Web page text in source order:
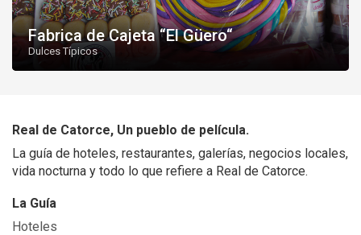
Fabrica de Cajeta “El Güero“
Dulces Típicos
Real de Catorce, Un pueblo de película.
La guía de hoteles, restaurantes, galerías, negocios locales,
vida nocturna y todo lo que refiere a Real de Catorce.
La Guía
Hoteles